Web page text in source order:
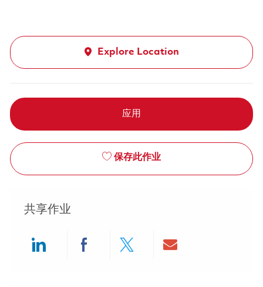
Explore Location
应用
保存此作业
共享作业